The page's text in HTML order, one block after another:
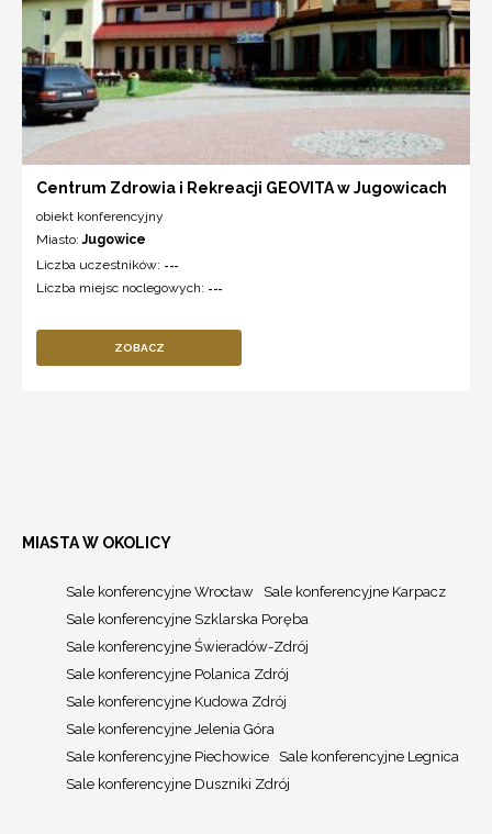
Centrum Zdrowia i Rekreacji GEOVITA w Jugowicach
obiekt konferencyjny
Miasto:Jugowice
Liczba uczestników: ---
Liczba miejsc noclegowych: ---
ZOBACZ
MIASTA W OKOLICY
Sale konferencyjne Wrocław
Sale konferencyjne Karpacz
Sale konferencyjne Szklarska Poręba
Sale konferencyjne Świeradów-Zdrój
Sale konferencyjne Polanica Zdrój
Sale konferencyjne Kudowa Zdrój
Sale konferencyjne Jelenia Góra
Sale konferencyjne Piechowice
Sale konferencyjne Legnica
Sale konferencyjne Duszniki Zdrój